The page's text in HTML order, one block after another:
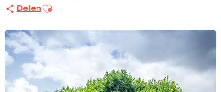
Delen Ajouter aux favoris